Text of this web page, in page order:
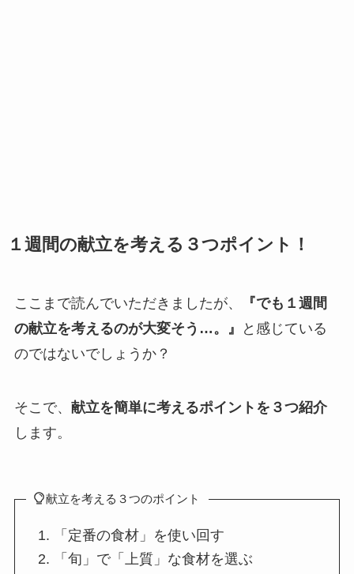
１週間の献立を考える３つポイント！
ここまで読んでいただきましたが、
『でも１週間
の献立を考えるのが大変そう…。』
と感じている
のではないでしょうか？
そこで、 献立を簡単に考えるポイントを３つ紹介
します。
献立を考える３つのポイント
「定番の食材」を使い回す
「旬」で「上質」な食材を選ぶ